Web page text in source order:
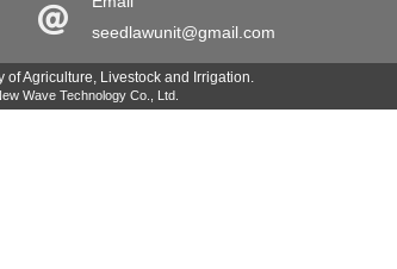
seedlawunit@gmail.com
Agriculture, Livestock and Irrigation.
Wave Technology Co., Ltd.